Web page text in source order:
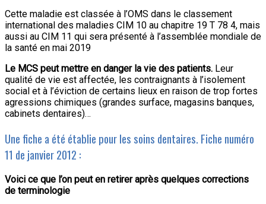
Cette maladie est classée à l’OMS dans le classement
international des maladies CIM 10 au chapitre 19 T 78 4, mais
aussi au CIM 11 qui sera présenté à l’assemblée mondiale de
la santé en mai 2019
Le MCS peut mettre en danger la vie des patients. Leur
qualité de vie est affectée, les contraignants à l’isolement
social et à l’éviction de certains lieux en raison de trop fortes
agressions chimiques (grandes surface, magasins banques,
cabinets dentaires)…
Une fiche a été établie pour les soins dentaires. Fiche numéro
11 de janvier 2012 :
Voici ce que l’on peut en retirer après quelques corrections
de terminologie